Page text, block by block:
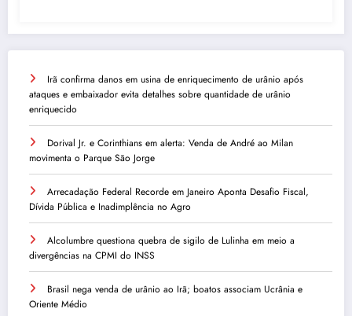
Irã confirma danos em usina de enriquecimento de urânio após
ataques e embaixador evita detalhes sobre quantidade de urânio
enriquecido
Dorival Jr. e Corinthians em alerta: Venda de André ao Milan
movimenta o Parque São Jorge
Arrecadação Federal Recorde em Janeiro Aponta Desafio Fiscal,
Dívida Pública e Inadimplência no Agro
Alcolumbre questiona quebra de sigilo de Lulinha em meio a
divergências na CPMI do INSS
Brasil nega venda de urânio ao Irã; boatos associam Ucrânia e
Oriente Médio